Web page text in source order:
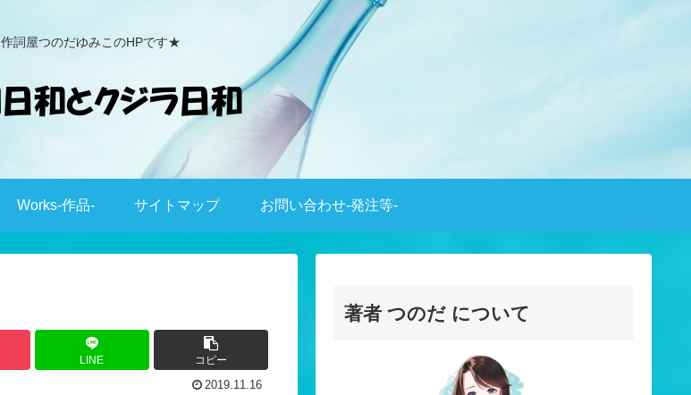
作詞屋つのだゆみこのHPです★
Works-作品- サイトマップ お問い合わせ-発注等-
LINE コピー
2019.11.16
著者 つのだ について